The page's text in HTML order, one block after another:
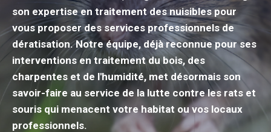
son expertise en traitement des nuisibles pour
vous proposer des services professionnels de
dératisation. Notre équipe, déjà reconnue pour ses
interventions en traitement du bois, des
charpentes et de l'humidité, met désormais son
savoir-faire au service de la lutte contre les rats et
souris qui menacent votre habitat ou vos locaux
professionnels.